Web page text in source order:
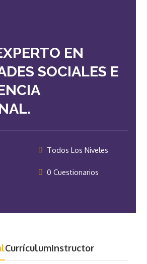
EN
SOCIALES E
Todos Los Niveles
0 Cuestionarios
CurrículumInstructor